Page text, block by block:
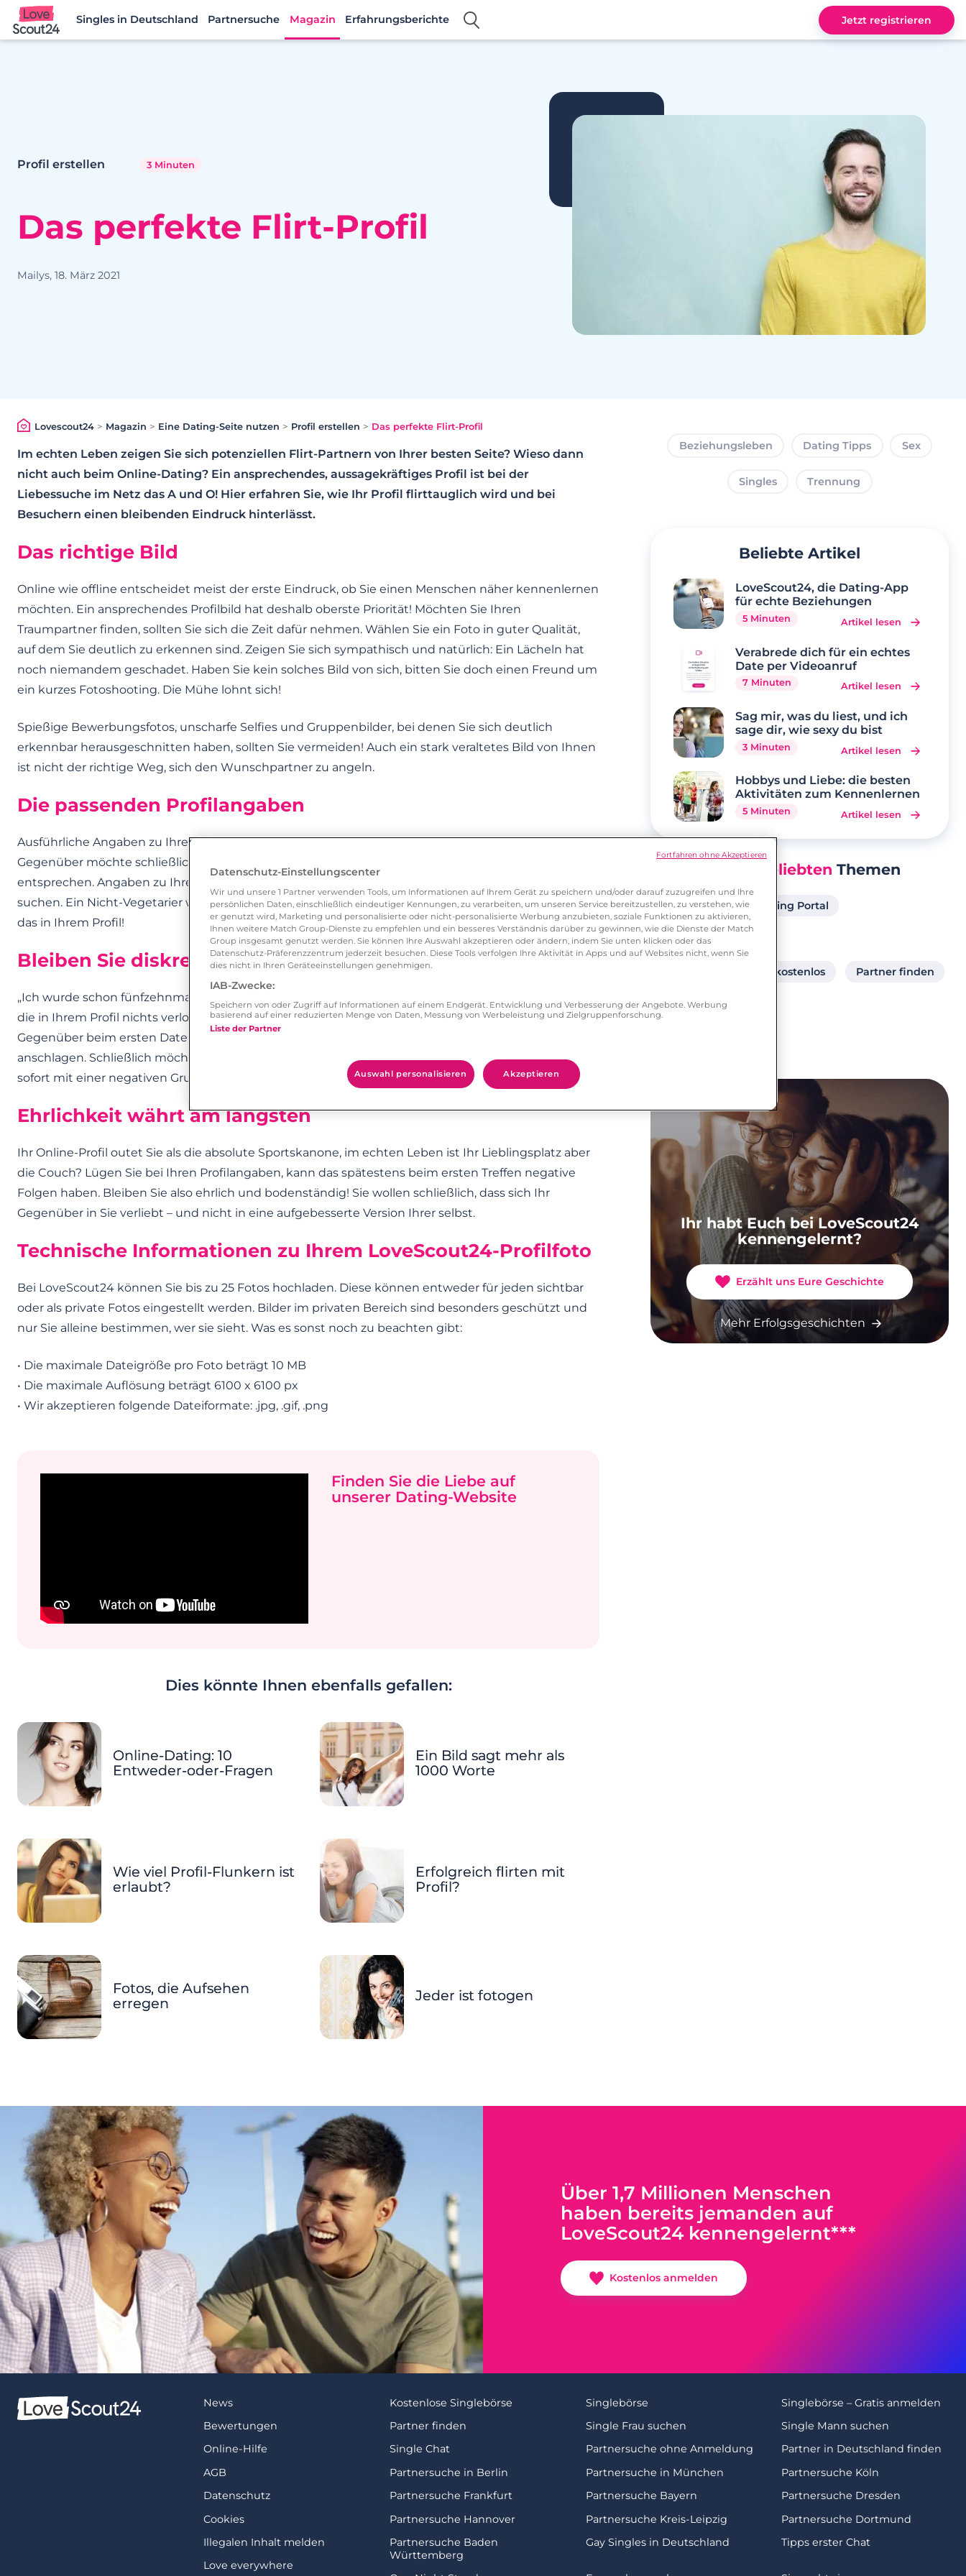
Lovescout24
Singles in Deutschland Partnersuche Magazin Erfahrungsberichte Jetzt registrieren
Profil erstellen 3 Minuten
Das perfekte Flirt-Profil
Mailys, 18. März 2021
Lovescout24> Magazin > Eine Dating-Seite nutzen > Profil erstellen > Das perfekte Flirt-Profil
Im echten Leben zeigen Sie sich potenziellen Flirt-Partnern von Ihrer besten Seite? Wieso dann
nicht auch beim Online-Dating? Ein ansprechendes, aussagekräftiges Profil ist bei der
Liebessuche im Netz das A und O! Hier erfahren Sie, wie Ihr Profil flirttauglich wird und bei
Besuchern einen bleibenden Eindruck hinterlässt.
Das richtige Bild
Online wie offline entscheidet meist der erste Eindruck, ob Sie einen Menschen näher kennenlernen
möchten. Ein ansprechendes Profilbild hat deshalb oberste Priorität! Möchten Sie Ihren
Traumpartner finden, sollten Sie sich die Zeit dafür nehmen. Wählen Sie ein Foto in guter Qualität,
auf dem Sie deutlich zu erkennen sind. Zeigen Sie sich sympathisch und natürlich: Ein Lächeln hat
noch niemandem geschadet. Haben Sie kein solches Bild von sich, bitten Sie doch einen Freund um
ein kurzes Fotoshooting. Die Mühe lohnt sich!
Spießige Bewerbungsfotos, unscharfe Selfies und Gruppenbilder, bei denen Sie sich deutlich
erkennbar herausgeschnitten haben, sollten Sie vermeiden! Auch ein stark veraltetes Bild von Ihnen
ist nicht der richtige Weg, sich den Wunschpartner zu angeln.
Die passenden Profilangaben
Ausführliche Angaben zu Ihrer Person steigern definitiv Ihre Chancen auf das große Glück. Ihr
Gegenüber möchte schließlich wissen, mit wem er es zu tun hat und ob Sie seinen Vorstellungen
entsprechen. Angaben zu Ihrem Traumpartner helfen Ihnen ebenfalls dabei, gezielt nach diesem zu
suchen. Ein Nicht-Vegetarier würde für Sie überhaupt nicht in Frage kommen? Dann vermerken Sie
das in Ihrem Profil!
Bleiben Sie diskret!
„Ich wurde schon fünfzehnmal verlassen“ und „Im Bett stehe ich auf Blümchensex“ sind Angaben,
die in Ihrem Profil nichts verloren haben. Geben Sie nur Sachen von sich preis, die Sie auch Ihrem
Gegenüber beim ersten Date verraten würden. Auch sollten Sie in Ihrem Profil einen positiven Ton
anschlagen. Schließlich möchten Sie die Besucher auf Ihrer Seite willkommen heißen und nicht
sofort mit einer negativen Grundeinstellung vergraulen.
Ehrlichkeit währt am längsten
Ihr Online-Profil outet Sie als die absolute Sportskanone, im echten Leben ist Ihr Lieblingsplatz aber
die Couch? Lügen Sie bei Ihren Profilangaben, kann das spätestens beim ersten Treffen negative
Folgen haben. Bleiben Sie also ehrlich und bodenständig! Sie wollen schließlich, dass sich Ihr
Gegenüber in Sie verliebt – und nicht in eine aufgebesserte Version Ihrer selbst.
Technische Informationen zu Ihrem LoveScout24-Profilfoto
Bei LoveScout24 können Sie bis zu 25 Fotos hochladen. Diese können entweder für jeden sichtbar
oder als private Fotos eingestellt werden. Bilder im privaten Bereich sind besonders geschützt und
nur Sie alleine bestimmen, wer sie sieht. Was es sonst noch zu beachten gibt:
• Die maximale Dateigröße pro Foto beträgt 10 MB
• Die maximale Auflösung beträgt 6100 x 6100 px
• Wir akzeptieren folgende Dateiformate: .jpg, .gif, .png
Finden Sie die Liebe auf
unserer Dating-Website
Dies könnte Ihnen ebenfalls gefallen:
Online-Dating: 10
Entweder-oder-Fragen
Ein Bild sagt mehr als
1000 Worte
Wie viel Profil-Flunkern ist
erlaubt?
Erfolgreich flirten mit
Profil?
Fotos, die Aufsehen
erregen
Jeder ist fotogen
Beziehungsleben Dating Tipps Sex
Singles Trennung
Beliebte Artikel
LoveScout24, die Dating-App
für echte Beziehungen
5 Minuten Artikel lesen
Verabrede dich für ein echtes
Date per Videoanruf
7 Minuten Artikel lesen
Sag mir, was du liest, und ich
sage dir, wie sexy du bist
3 Minuten Artikel lesen
Hobbys und Liebe: die besten
Aktivitäten zum Kennenlernen
5 Minuten Artikel lesen
Beliebten Themen
Singlebörse Dating Portal
Frau sucht Frau
Partnersuche online kostenlos Partner finden
Partner ab 40
Ihr habt Euch bei LoveScout24
kennengelernt?
Erzählt uns Eure Geschichte
Mehr Erfolgsgeschichten
Über 1,7 Millionen Menschen
haben bereits jemanden auf
LoveScout24 kennengelernt***
Kostenlos anmelden
News
Bewertungen
Online-Hilfe
AGB
Datenschutz
Cookies
Illegalen Inhalt melden
Love everywhere
Kostenlose Singlebörse Singlebörse
Singlebörse – Gratis anmelden
Partner finden
Single Frau suchen
Single Mann suchen
Single Chat
Partnersuche ohne Anmeldung
Partner in Deutschland finden
Partnersuche in Berlin
Partnersuche in München
Partnersuche Köln
Partnersuche Frankfurt
Partnersuche Bayern
Partnersuche Dresden
Partnersuche Hannover
Partnersuche Kreis-Leipzig
Partnersuche Dortmund
Partnersuche Baden
Württemberg
Gay Singles in Deutschland Tipps erster Chat
Datenschutz-Einstellungscenter
Wir und unsere 1 Partner verwenden Tools, um Informationen auf Ihrem Gerät zu speichern und/oder darauf zuzugreifen und Ihre
persönlichen Daten, einschließlich eindeutiger Kennungen, zu verarbeiten, um unseren Service bereitzustellen, zu verstehen, wie
er genutzt wird, Marketing und personalisierte oder nicht-personalisierte Werbung anzubieten, soziale Funktionen zu aktivieren,
Ihnen weitere Match Group-Dienste zu empfehlen und ein besseres Verständnis darüber zu gewinnen, wie die Dienste der Match
Group insgesamt genutzt werden. Sie können Ihre Auswahl akzeptieren oder ändern, indem Sie unten klicken oder das
Datenschutz-Präferenzzentrum jederzeit besuchen. Diese Tools verfolgen Ihre Aktivität in Apps und auf Websites nicht, wenn Sie
dies nicht in Ihren Geräteeinstellungen genehmigen.
IAB-Zwecke:
Speichern von oder Zugriff auf Informationen auf einem Endgerät. Entwicklung und Verbesserung der Angebote. Werbung
basierend auf einer reduzierten Menge von Daten, Messung von Werbeleistung und Zielgruppenforschung.
Liste der Partner
Auswahl personalisieren Akzeptieren
Fortfahren ohne Akzeptieren